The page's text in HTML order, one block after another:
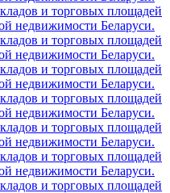
и торговых площадей
недвижимости Беларуси.
и торговых площадей
недвижимости Беларуси.
и торговых площадей
недвижимости Беларуси.
и торговых площадей
недвижимости Беларуси.
и торговых площадей
недвижимости Беларуси.
и торговых площадей
недвижимости Беларуси.
и торговых площадей